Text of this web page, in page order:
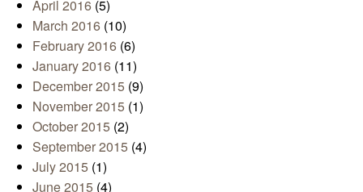
April 2016 (5)
March 2016 (10)
February 2016 (6)
January 2016 (11)
December 2015 (9)
November 2015 (1)
October 2015 (2)
September 2015 (4)
July 2015 (1)
June 2015 (4)